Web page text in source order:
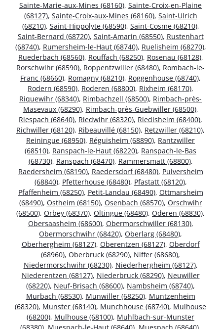
Sainte-Marie-aux-Mines (68160), Sainte-Croix-en-Plaine
(68127), Sainte-Croix-aux-Mines (68160), Saint-Ulrich
(68210), Saint-Hippolyte (68590), Saint-Cosme (68210),
Saint-Bernard (68720), Saint-Amarin (68550), Rustenhart
(68740), Rumersheim-le-Haut (68740), Ruelisheim (68270),
Ruederbach (68560), Rouffach (68250), Rosenau (68128),
Rorschwihr (68590), Roppentzwiller (68480), Rombach-le-
Franc (68660), Romagny (68210), Roggenhouse (68740),
Rodern (68590), Roderen (68800), Rixheim (68170),
Riquewihr (68340), Rimbachzell (68500), Rimbach-près-
Masevaux (68290), Rimbach-près-Guebwiller (68500),
Riespach (68640), Riedwihr (68320), Riedisheim (68400),
Richwiller (68120), Ribeauvillé (68150), Retzwiller (68210),
Reiningue (68950), Réguisheim (68890), Rantzwiller
(68510), Ranspach-le-Haut (68220), Ranspach-le-Bas
(68730), Ranspach (68470), Rammersmatt (68800),
Raedersheim (68190), Raedersdorf (68480), Pulversheim
(68840), Pfetterhouse (68480), Pfastatt (68120),
Pfaffenheim (68250), Petit-Landau (68490), Ottmarsheim
(68490), Ostheim (68150), Osenbach (68570), Orschwihr
(68500), Orbey (68370), Oltingue (68480), Oderen (68830),
Obersaasheim (68600), Obermorschwiller (68130),
Obermorschwihr (68420), Oberlarg (68480),
Oberhergheim (68127), Oberentzen (68127), Oberdorf
(68960), Oberbruck (68290), Niffer (68680),
Niedermorschwihr (68230), Niederhergheim (68127),
Niederentzen (68127), Niederbruck (68290), Neuwiller
(68220), Neuf-Brisach (68600), Nambsheim (68740),
Murbach (68530), Munwiller (68250), Muntzenheim
(68320), Munster (68140), Munchhouse (68740), Mulhouse
(68200), Mulhouse (68100), Muhlbach-sur-Munster